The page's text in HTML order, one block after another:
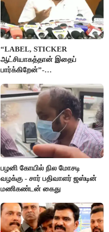
“LABEL, STICKER
ஆட்சியாகத்தான் இதைப்
பார்க்கிறேன்”-
பழனி கோயில் நில மோசடி
வழக்கு - சார் பதிவாளர் ஜஸ்டின்
மணிகண்டன் கைது